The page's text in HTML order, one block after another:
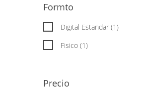
Formto
Digital Estandar (1)
Fisico (1)
Precio